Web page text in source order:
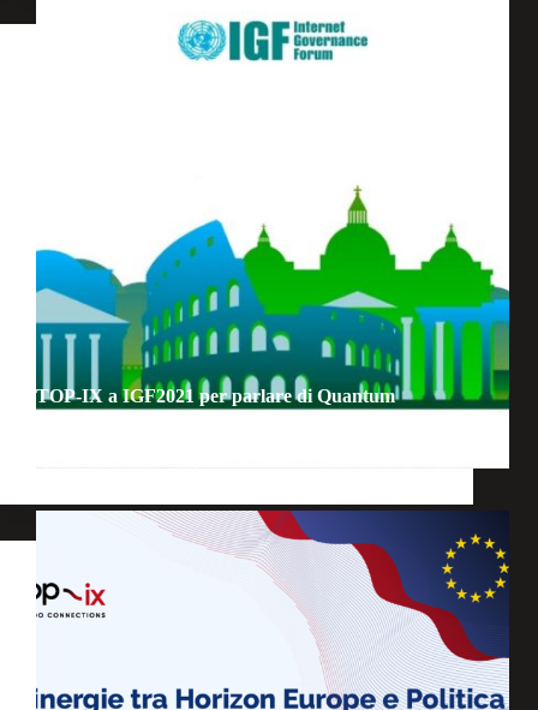
TOP-IX a IGF2021 per parlare di Quantum
Security